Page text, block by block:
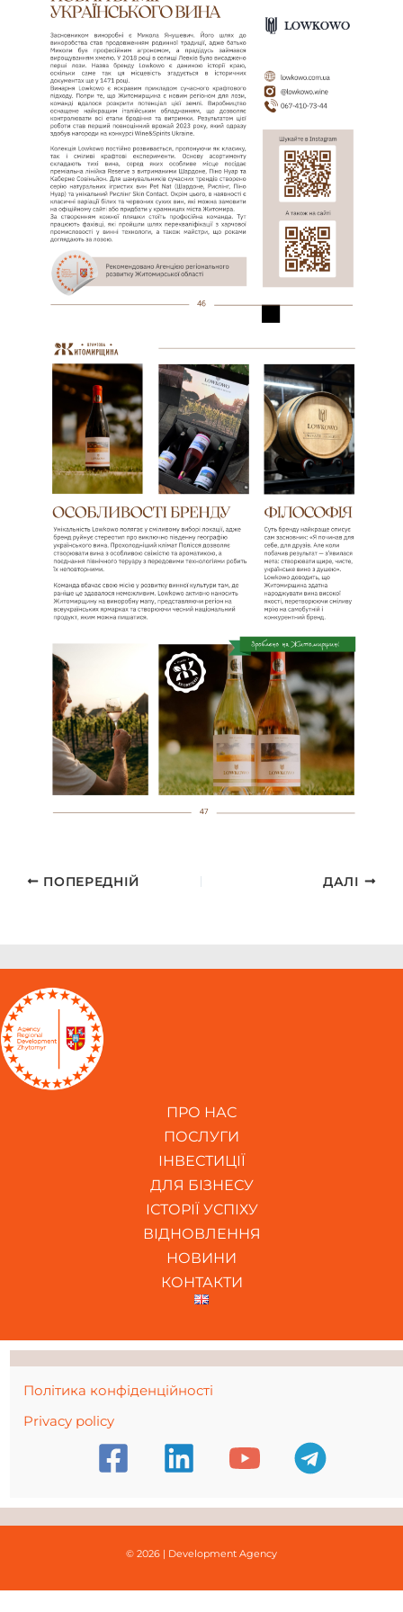
ПОПЕРЕДНІЙ ДАЛІ
ПРО НАС
ПОСЛУГИ
ІНВЕСТИЦІЇ
ДЛЯ БІЗНЕСУ
ІСТОРІЇ УСПІХУ
ВІДНОВЛЕННЯ
НОВИНИ
КОНТАКТИ
Політика конфіденційності
Privacy policy
© 2026 | Development Agency